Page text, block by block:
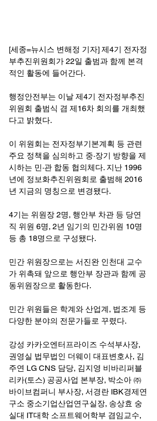
[세종=뉴시스 변해정 기자] 제4기 전자정
부추진위원회가 22일 출범과 함께 본격
적인 활동에 들어간다.
행정안전부는 이날 제4기 전자정부추진
위원회 출범식 겸 제16차 회의를 개최했
다고 밝혔다.
이 위원회는 전자정부기본계획 등 관련
주요 정책을 심의하고 중·장기 방향을 제
시하는 민·관 합동 협의체다. 지난 1996
년에 정보화추진위원회로 출범해 2016
년 지금의 명칭으로 변경됐다.
4기는 위원장 2명, 행안부 차관 등 당연
직 위원 6명, 2년 임기의 민간위원 10명
등 총 18명으로 구성됐다.
민간 위원장으로는 서진완 인천대 교수
가 위촉돼 앞으로 행안부 장관과 함께 공
동위원장으로 활동한다.
민간 위원들은 학계와 산업계, 법조계 등
다양한 분야의 전문가들로 꾸렸다.
강성 카카오엔터프라이즈 수석부사장,
권영실 법무법인 더웨이 대표변호사, 김
주연 LG CNS 담당, 김지영 비바리퍼블
리카(토스) 공공사업 본부장, 박소아 ㈜
바이브컴퍼니 부사장, 서경란 IBK경제연
구소 중소기업산업연구실장, 송상효 숭
실대 IT대학 소프트웨어학부 겸임교수,